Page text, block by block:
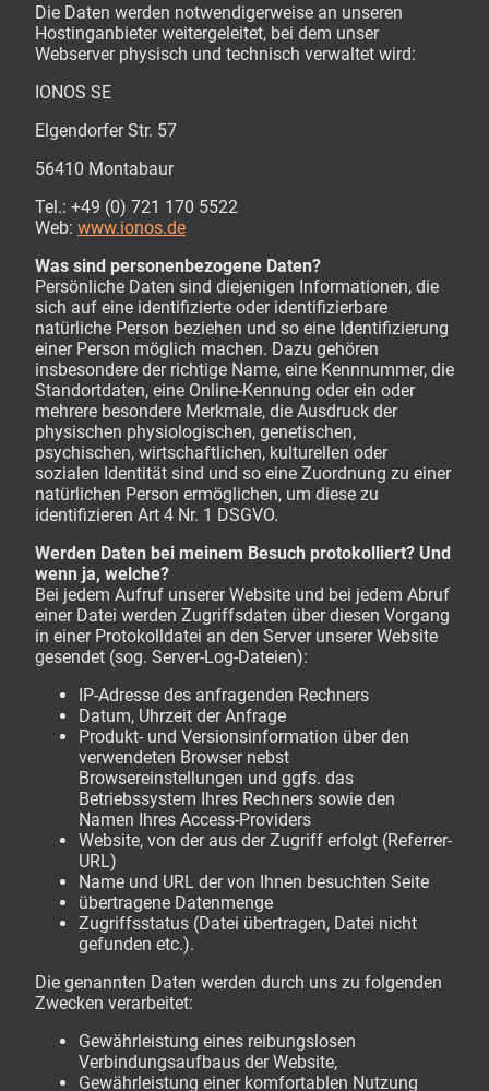
Die Daten werden notwendigerweise an unseren
Hostinganbieter weitergeleitet, bei dem unser
Webserver physisch und technisch verwaltet wird:
IONOS SE
Elgendorfer Str. 57
56410 Montabaur
Tel.: +49 (0) 721 170 5522
Web: www.ionos.de
Was sind personenbezogene Daten?
Persönliche Daten sind diejenigen Informationen, die
sich auf eine identifizierte oder identifizierbare
natürliche Person beziehen und so eine Identifizierung
einer Person möglich machen. Dazu gehören
insbesondere der richtige Name, eine Kennnummer, die
Standortdaten, eine Online-Kennung oder ein oder
mehrere besondere Merkmale, die Ausdruck der
physischen physiologischen, genetischen,
psychischen, wirtschaftlichen, kulturellen oder
sozialen Identität sind und so eine Zuordnung zu einer
natürlichen Person ermöglichen, um diese zu
identifizieren Art 4 Nr. 1 DSGVO.
Werden Daten bei meinem Besuch protokolliert? Und
wenn ja, welche?
Bei jedem Aufruf unserer Website und bei jedem Abruf
einer Datei werden Zugriffsdaten über diesen Vorgang
in einer Protokolldatei an den Server unserer Website
gesendet (sog. Server-Log-Dateien):
IP-Adresse des anfragenden Rechners
Datum, Uhrzeit der Anfrage
Produkt- und Versionsinformation über den
verwendeten Browser nebst
Browsereinstellungen und ggfs. das
Betriebssystem Ihres Rechners sowie den
Namen Ihres Access-Providers
Website, von der aus der Zugriff erfolgt (Referrer-
URL)
Name und URL der von Ihnen besuchten Seite
übertragene Datenmenge
Zugriffsstatus (Datei übertragen, Datei nicht
gefunden etc.).
Die genannten Daten werden durch uns zu folgenden
Zwecken verarbeitet:
Gewährleistung eines reibungslosen
Verbindungsaufbaus der Website,
Gewährleistung einer komfortablen Nutzung